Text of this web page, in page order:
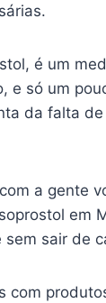
é um
e só um
da falta
a gente
em
sem sair de
com